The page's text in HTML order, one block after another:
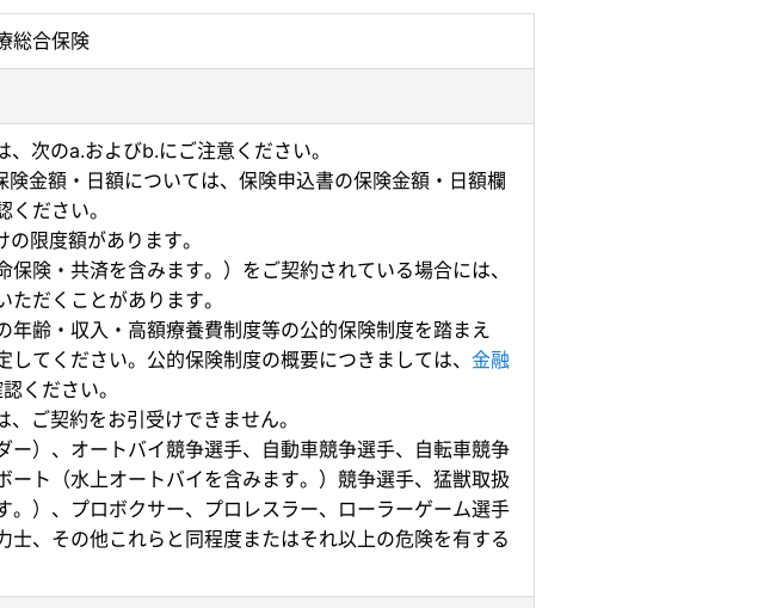
総合保険
次のa.およびb.にご注意ください。
金額・日額については、保険申込書の保険金額・日額欄
ださい。
限度額があります。
保険・共済を含みます。）をご契約されている場合には、
だくことがあります。
年齢・収入・高額療養費制度等の公的保険制度を踏まえ
てください。公的保険制度の概要につきましては、 金融
ください。
ご契約をお引受けできません。
ー）、オートバイ競争選手、自動車競争選手、自転車競争
ート（水上オートバイを含みます。）競争選手、猛獣取扱
。）、プロボクサー、プロレスラー、ローラーゲーム選手
士、その他これらと同程度またはそれ以上の危険を有する